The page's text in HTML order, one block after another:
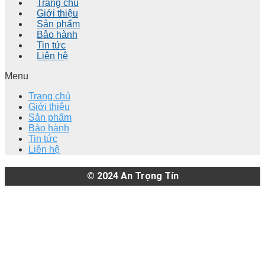
Trang chủ
Giới thiệu
Sản phẩm
Bảo hành
Tin tức
Liên hệ
Menu
Trang chủ
Giới thiệu
Sản phẩm
Bảo hành
Tin tức
Liên hệ
© 2024 An Trọng Tín